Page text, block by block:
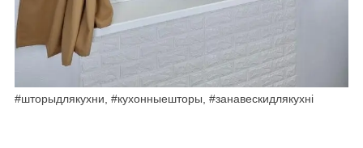
#шторыдлякухни, #кухонныешторы, #занавескидлякухні